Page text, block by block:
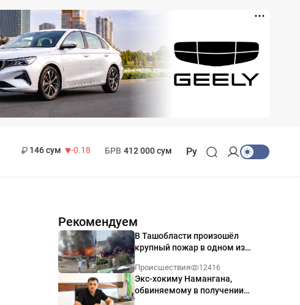
146 сум
-0.18
БРВ 412 000 сум Ру
Рекомендуем
В Ташобласти произошёл
крупный пожар в одном из
Происшествия 12416
Экс-хокиму Намангана,
обвиняемому в получении